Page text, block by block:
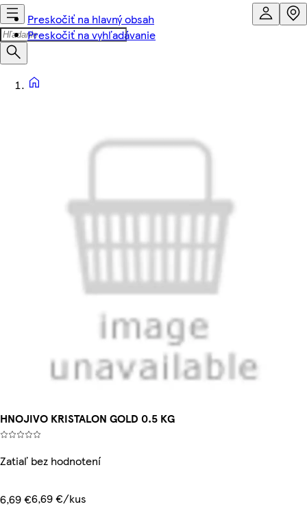
Preskočiť na hlavný obsah
Preskočiť na vyhľadávanie
HNOJIVO KRISTALON GOLD 0.5 KG
Zatiaľ bez hodnotení
6,69 €6,69 €/kus